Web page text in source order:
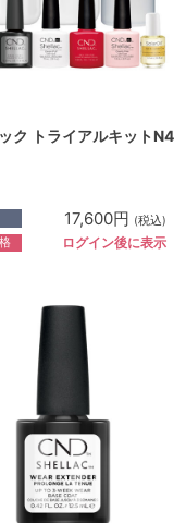
ク トライアルキットN4
17,600円 (税込)
ログイン後に表示